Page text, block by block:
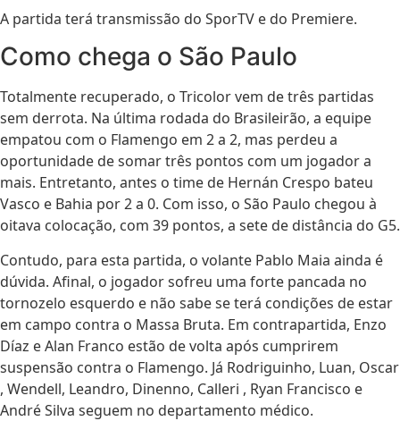
A partida terá transmissão do SporTV e do Premiere.
Como chega o São Paulo
Totalmente recuperado, o Tricolor vem de três partidas
sem derrota. Na última rodada do Brasileirão, a equipe
empatou com o Flamengo em 2 a 2, mas perdeu a
oportunidade de somar três pontos com um jogador a
mais. Entretanto, antes o time de Hernán Crespo bateu
Vasco e Bahia por 2 a 0. Com isso, o São Paulo chegou à
oitava colocação, com 39 pontos, a sete de distância do G5.
Contudo, para esta partida, o volante Pablo Maia ainda é
dúvida. Afinal, o jogador sofreu uma forte pancada no
tornozelo esquerdo e não sabe se terá condições de estar
em campo contra o Massa Bruta. Em contrapartida, Enzo
Díaz e Alan Franco estão de volta após cumprirem
suspensão contra o Flamengo. Já Rodriguinho, Luan, Oscar
, Wendell, Leandro, Dinenno, Calleri , Ryan Francisco e
André Silva seguem no departamento médico.